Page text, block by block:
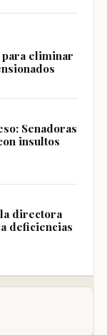
para eliminar
Senadoras
insultos
directora
deficiencias